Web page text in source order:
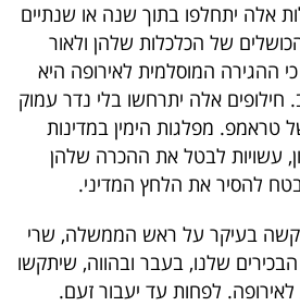
אלה יתחלפו בתוך שנה או שנתיים
של הכלכלות שלהן ולאור
ההגירה המוסלמית לאירופה היא
אלה יתרחשו בלי נדר עמוק
טראמפ. מפלגות הימין במדינות
עשויות לבטל את ההכרה שלהן
להסיר את הלחץ המדיני.
בעיקר על ראש הממשלה, שרי
שלנו, בעבר ובהווה, שיתקשו
לפחות עד יעבור זעם.